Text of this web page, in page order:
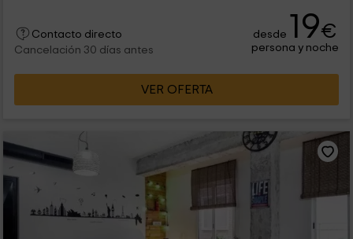
Contacto directo
Cancelación 30 días antes
desde 19€
persona y noche
VER OFERTA